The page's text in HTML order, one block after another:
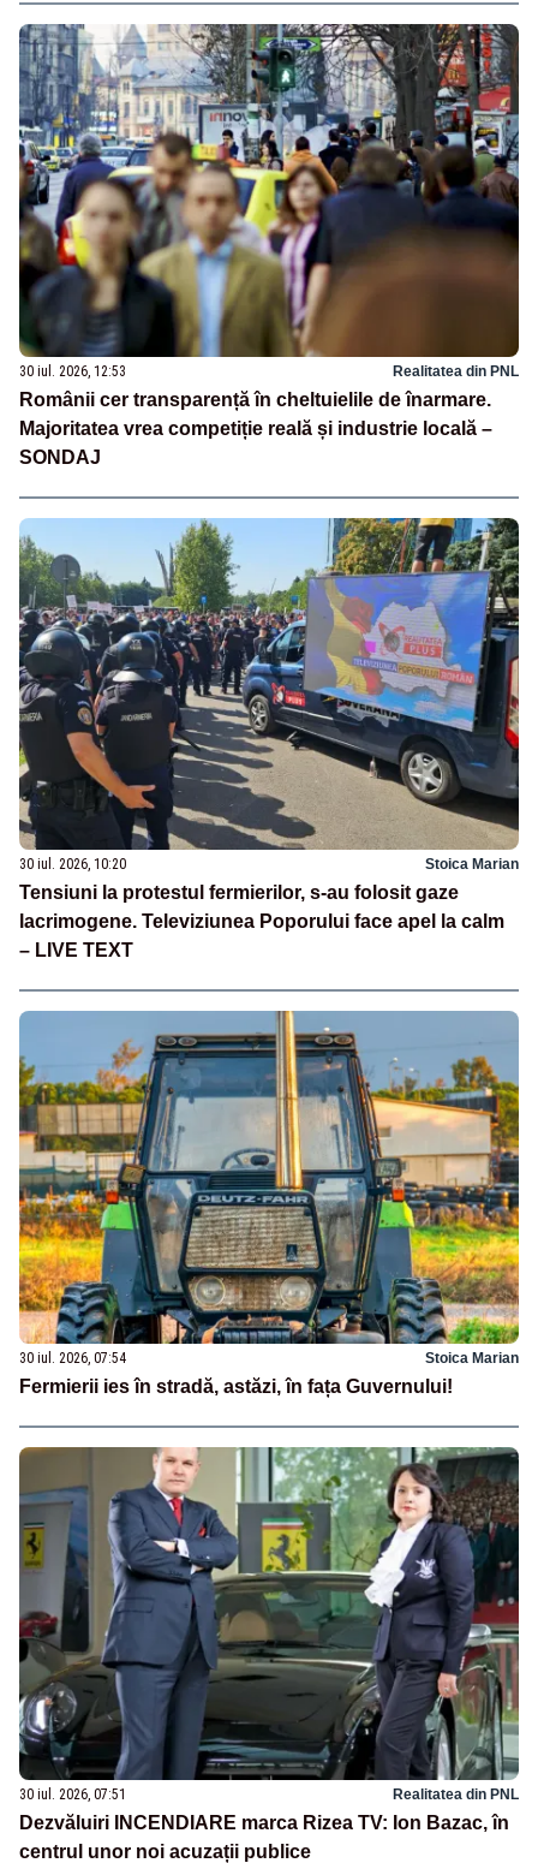
30 iul. 2026, 12:53 Realitatea din PNL
Românii cer transparență în cheltuielile de înarmare.
Majoritatea vrea competiție reală și industrie locală –
SONDAJ
30 iul. 2026, 10:20 Stoica Marian
Tensiuni la protestul fermierilor, s-au folosit gaze
lacrimogene. Televiziunea Poporului face apel la calm
– LIVE TEXT
30 iul. 2026, 07:54 Stoica Marian
Fermierii ies în stradă, astăzi, în fața Guvernului!
30 iul. 2026, 07:51 Realitatea din PNL
Dezvăluiri INCENDIARE marca Rizea TV: Ion Bazac, în
centrul unor noi acuzații publice